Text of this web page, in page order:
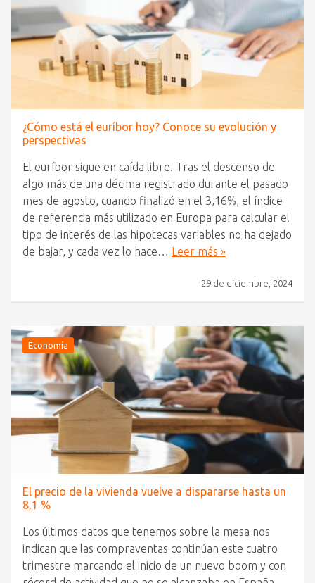
¿Cómo está el euríbor hoy? Conoce su evolución y
perspectivas
El euríbor sigue en caída libre. Tras el descenso de
algo más de una décima registrado durante el pasado
mes de agosto, cuando finalizó en el 3,16%, el índice
de referencia más utilizado en Europa para calcular el
tipo de interés de las hipotecas variables no ha dejado
de bajar, y cada vez lo hace… Leer más »
29 de diciembre, 2024
Economía
El precio de la vivienda vuelve a dispararse hasta un
8,1 %
Los últimos datos que tenemos sobre la mesa nos
indican que las compraventas continúan este cuatro
trimestre marcando el inicio de un nuevo boom y con